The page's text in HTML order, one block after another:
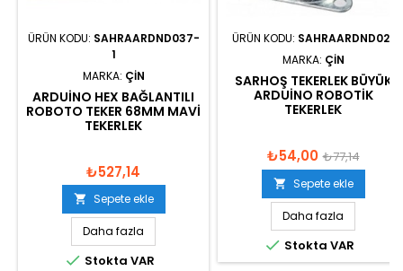
ÜRÜN KODU: SAHRAARDND037-
1
MARKA: ÇIN
ARDUINO HEX BAĞLANTILI
ROBOTO TEKER 68MM MAVI
TEKERLEK
₺527,14
 Sepete ekle
Daha fazla
 Stokta VAR
ÜRÜN KODU: SAHRAARDND021
MARKA: ÇIN
SARHOŞ TEKERLEK BÜYÜK
ARDUINO ROBOTIK
TEKERLEK
₺54,00 ₺77,14
 Sepete ekle
Daha fazla
 Stokta VAR